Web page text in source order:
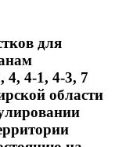
для
4, 4-1, 4-3, 7
области